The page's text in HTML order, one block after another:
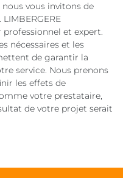
nous vous invitons de
et expert.
nécessaires et les
de garantir la
service. Nous prenons
les effets de
votre prestataire,
de votre projet serait